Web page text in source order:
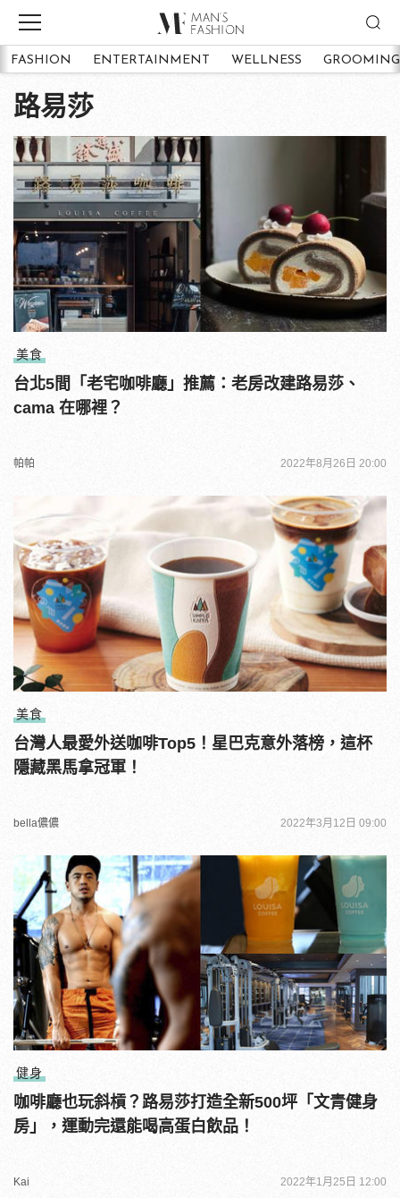
FASHION ENTERTAINMENT WELLNESS GROOMING
路易莎
美食
台北5間「老宅咖啡廳」推薦：老房改建路易莎、
cama 在哪裡？
帕帕 2022年8月26日 20:00
美食
台灣人最愛外送咖啡Top5！星巴克意外落榜，這杯
隱藏黑馬拿冠軍！
bella儂儂 2022年3月12日 09:00
健身
咖啡廳也玩斜槓？路易莎打造全新500坪「文青健身
房」，運動完還能喝高蛋白飲品！
Kai 2022年1月25日 12:00